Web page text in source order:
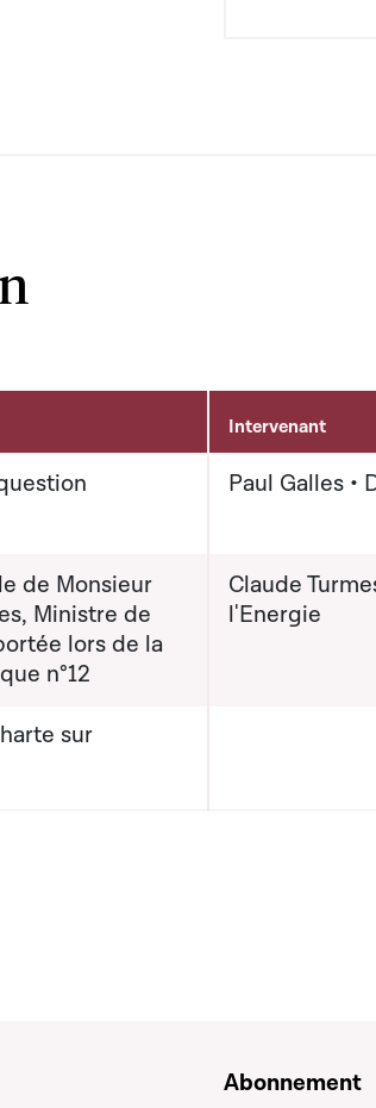
Intervenant
Paul Galles •
de Monsieur
Ministre de
lors de la
n°12
Claude
l'Energie
sur
Abonnement